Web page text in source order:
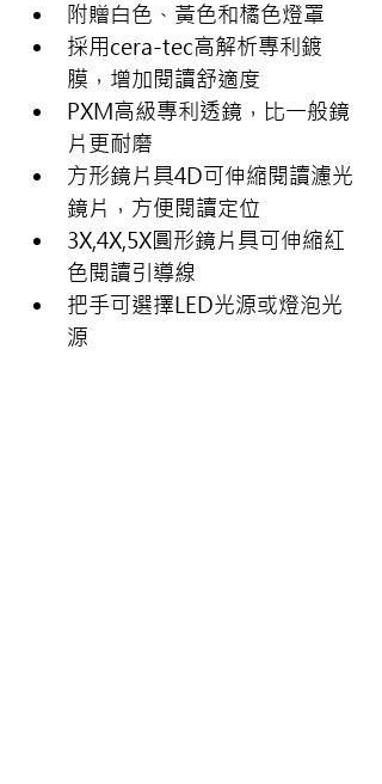
附贈白色、黃色和橘色燈罩
採用cera-tec高解析專利鍍
膜，增加閱讀舒適度
PXM高級專利透鏡，比一般鏡
片更耐磨
方形鏡片具4D可伸縮閱讀濾光
鏡片，方便閱讀定位
3X,4X,5X圓形鏡片具可伸縮紅
色閱讀引導線
把手可選擇LED光源或燈泡光
源